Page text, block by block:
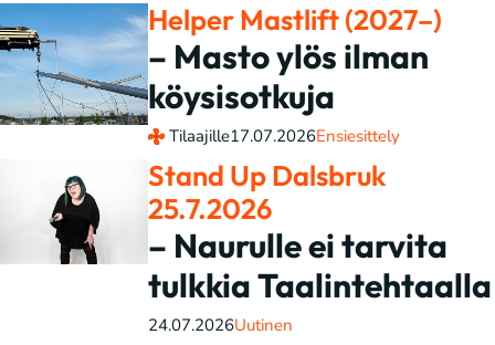
Helper Mastlift (2027–)
– Masto ylös ilman
köysisotkuja
Tilaajille17.07.2026Ensiesittely
Stand Up Dalsbruk
25.7.2026
– Naurulle ei tarvita
tulkkia Taalintehtaalla
24.07.2026Uutinen